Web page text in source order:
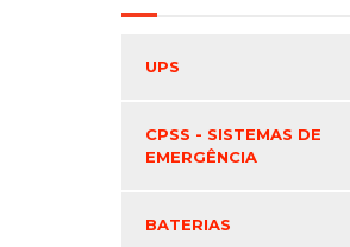
UPS
CPSS - SISTEMAS DE
EMERGÊNCIA
BATERIAS